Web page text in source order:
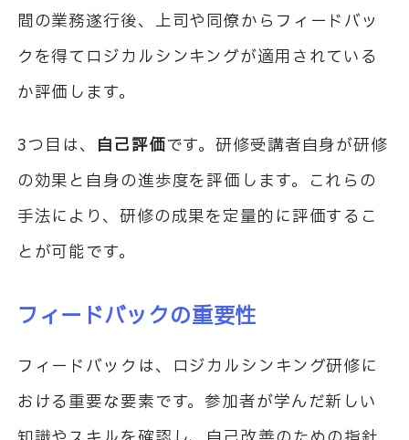
間の業務遂行後、上司や同僚からフィードバッ
クを得てロジカルシンキングが適用されている
か評価します。
3つ目は、 自己評価です。研修受講者自身が研修
の効果と自身の進歩度を評価します。これらの
手法により、研修の成果を定量的に評価するこ
とが可能です。
フィードバックの重要性
フィードバックは、ロジカルシンキング研修に
おける重要な要素です。参加者が学んだ新しい